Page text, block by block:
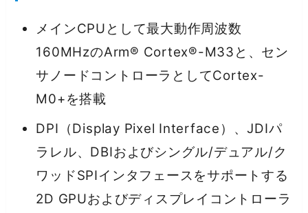
メインCPUとして最大動作周波数
160MHzのArm® Cortex®-M33と、セン
サノードコントローラとしてCortex-
M0+を搭載
DPI（Display Pixel Interface）、JDIパ
ラレル、DBIおよびシングル/デュアル/ク
ワッドSPIインタフェースをサポートする
2D GPUおよびディスプレイコントローラ